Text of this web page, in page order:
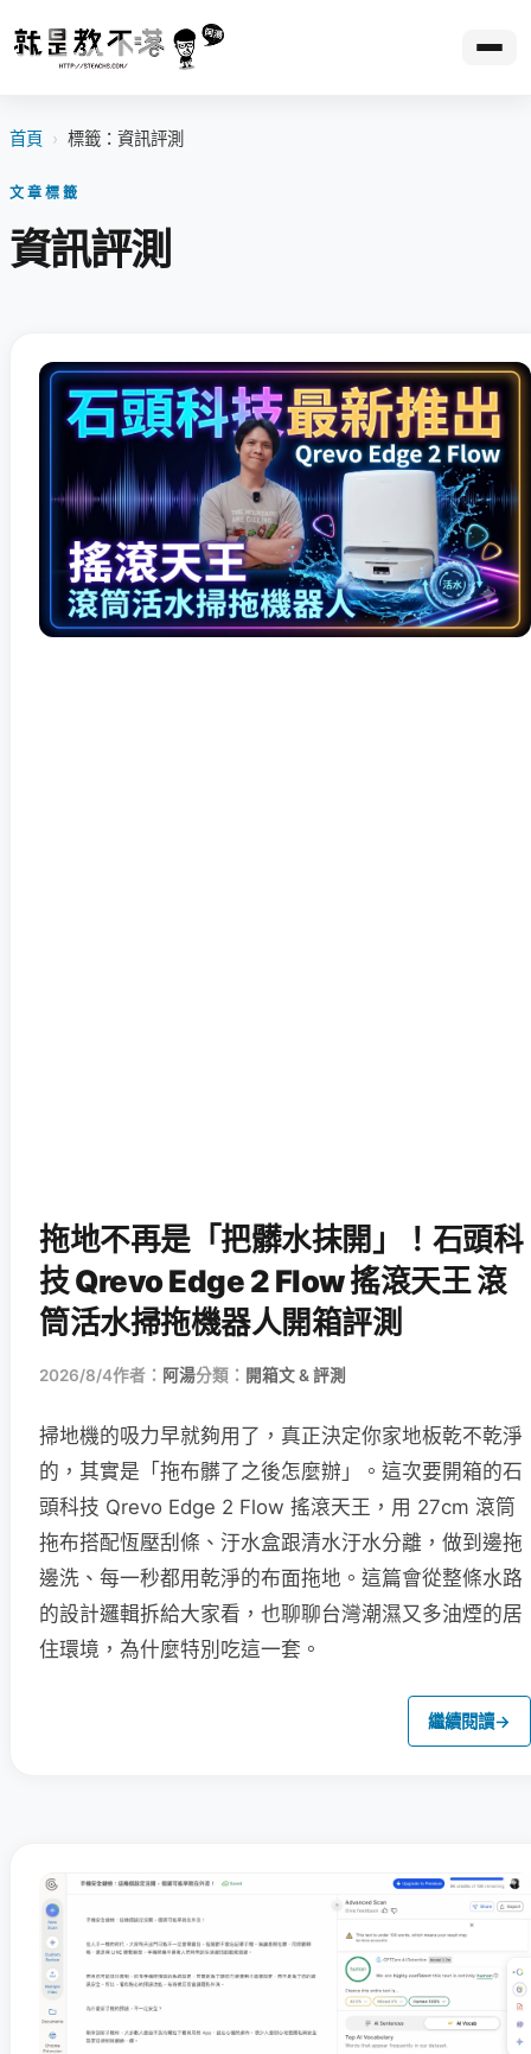
首頁 › 標籤：資訊評測
文章標籤
資訊評測
拖地不再是「把髒水抹開」！石頭科
技 Qrevo Edge 2 Flow 搖滾天王 滾
筒活水掃拖機器人開箱評測
2026/8/4作者： 阿湯分類： 開箱文 & 評測
掃地機的吸力早就夠用了，真正決定你家地板乾不乾淨
的，其實是「拖布髒了之後怎麼辦」。這次要開箱的石
頭科技 Qrevo Edge 2 Flow 搖滾天王，用 27cm 滾筒
拖布搭配恆壓刮條、汙水盒跟清水汙水分離，做到邊拖
邊洗、每一秒都用乾淨的布面拖地。這篇會從整條水路
的設計邏輯拆給大家看，也聊聊台灣潮濕又多油煙的居
住環境，為什麼特別吃這一套。
繼續閱讀→